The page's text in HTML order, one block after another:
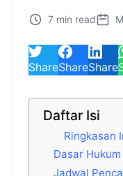
7 min read
ShareShareShare
Daftar Isi
Ringkasan
Dasar
Jadwal